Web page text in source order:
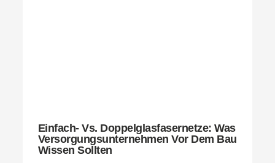
Einfach- Vs. Doppelglasfasernetze: Was
Versorgungsunternehmen Vor Dem Bau
Wissen Sollten